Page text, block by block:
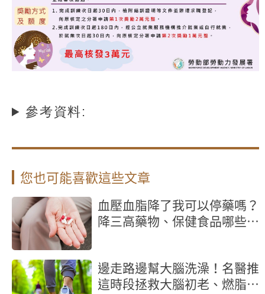
參考資料:
您也可能喜歡這些文章
血壓血脂降了我可以停藥嗎？
降三高藥物、保健食品哪些不
邊走路邊幫大腦洗澡！名醫推
這時段拯救大腦初老、燃脂又